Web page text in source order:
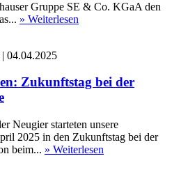
Gruppe SE & Co. KGaA den
» Weiterlesen
| 04.04.2025
Zukunftstag bei der
Neugier starteten unsere
2025 in den Zukunftstag bei der
beim... » Weiterlesen